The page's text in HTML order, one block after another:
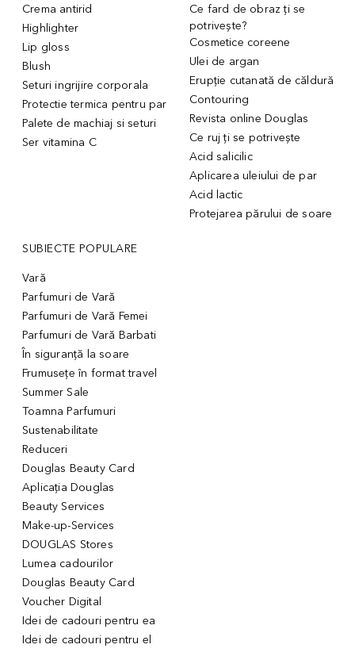
Crema antirid
Highlighter
Lip gloss
Blush
Seturi ingrijire corporala
Protectie termica pentru par
Palete de machiaj si seturi
Ser vitamina C
Ce fard de obraz ți se
potrivește?
Cosmetice coreene
Ulei de argan
Erupție cutanată de căldură
Contouring
Revista online Douglas
Ce ruj ți se potrivește
Acid salicilic
Aplicarea uleiului de par
Acid lactic
Protejarea părului de soare
SUBIECTE POPULARE
Vară
Parfumuri de Vară
Parfumuri de Vară Femei
Parfumuri de Vară Barbati
În siguranță la soare
Frumusețe în format travel
Summer Sale
Toamna Parfumuri
Sustenabilitate
Reduceri
Douglas Beauty Card
Aplicația Douglas
Beauty Services
Make-up-Services
DOUGLAS Stores
Lumea cadourilor
Douglas Beauty Card
Voucher Digital
Idei de cadouri pentru ea
Idei de cadouri pentru el